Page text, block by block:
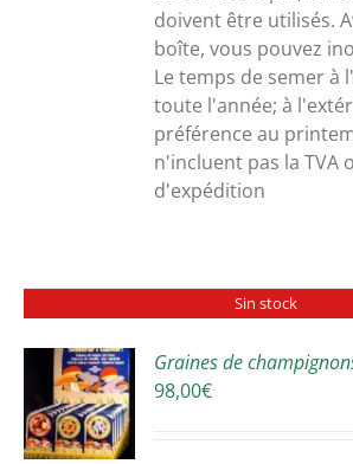
doivent être utilisés.
boîte, vous pouvez
Le temps de semer à
toute l'année; à
préférence au
n'incluent pas la TVA
d'expédition
Sin stock
Graines de
98,00€